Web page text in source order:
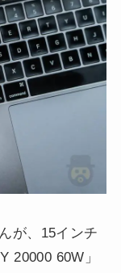
が、15インチ
20000 60W」